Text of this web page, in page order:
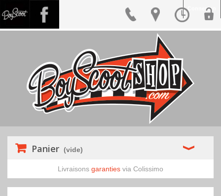
Connexion
Panier (vide)
Livraisons garanties via Colissimo